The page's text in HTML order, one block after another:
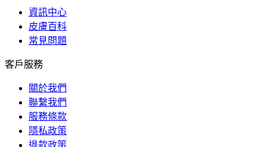
資訊中心
皮膚百科
常見問題
客戶服務
關於我們
聯繫我們
服務條款
隱私政策
退款政策